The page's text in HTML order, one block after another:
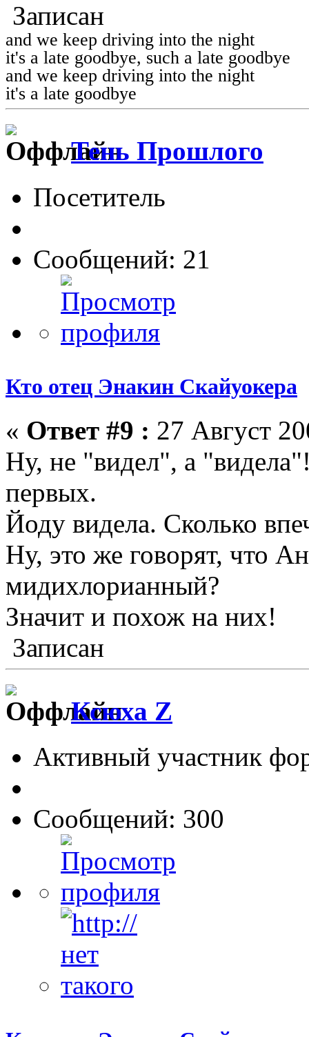
Записан
and we keep driving into the night
it's a late goodbye, such a late goodbye
and we keep driving into the night
it's a late goodbye
Тень Прошлого
Посетитель
Сообщений: 21
Кто отец Энакин Скайуокера
« Ответ #9 : 27 Август
Ну, не "видел", а
первых.
Йоду видела. Сколько
Ну, это же говорят, что
мидихлорианный?
Значит и похож на них!
Записан
Ксюха Z
Активный участник
Сообщений: 300